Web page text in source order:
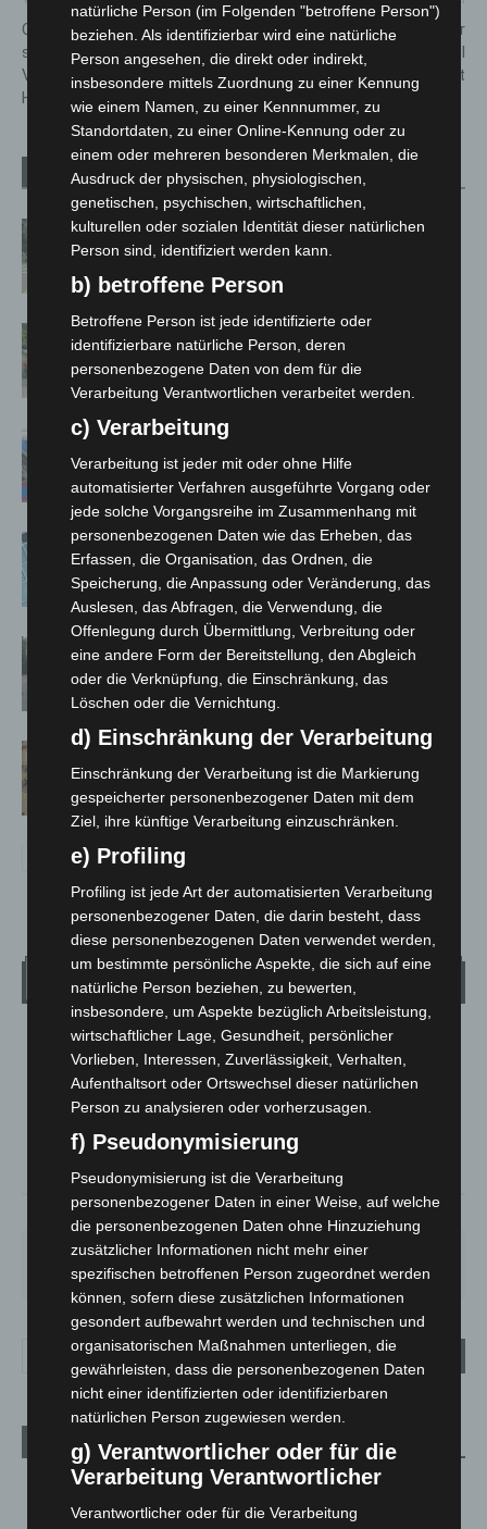
Christopher Street Day 2026
sorgt für
Verkehrsbeeinträchtigungen in
Hannover
Neuer Schulhof an der
Grundschule Engelbostel
offiziell eröffnet
Verwandte Artikel Mehr vom Autor
Brand im „Haus der Begegnung“ in
Neuwarmbüchen schnell eingedämmt
Region Hannover: 21 neue
Notfallsanitäter starten beim Roten
Kreuz
Mann läuft mit Hockeyschläger über
A7 – Polizei sucht Zeugen
Anklage nach Abschaltung von
„Archetyp Market“ erhoben
Hannover: Polizei stoppt 166
Trunkenheitsfahrten bei
Großkontrolle
Hannover Klassik Open Air 2026:
Französische Oper im Maschpark
Wetter
LANGENHAGEN
16.4°C 16.8°
78% 3m/s 26%
FR.
21°
SA.
26°
SO.
32°
MO.
30° 24°
Aktuelle Beiträge
Brand im „Haus der Begegnung“ in Neuwarmbüchen schnell
eingedämmt
natürliche Person (im Folgenden "betroffene Person")
beziehen. Als identifizierbar wird eine natürliche
Person angesehen, die direkt oder indirekt,
insbesondere mittels Zuordnung zu einer Kennung
wie einem Namen, zu einer Kennnummer, zu
Standortdaten, zu einer Online-Kennung oder zu
einem oder mehreren besonderen Merkmalen, die
Ausdruck der physischen, physiologischen,
genetischen, psychischen, wirtschaftlichen,
kulturellen oder sozialen Identität dieser natürlichen
Person sind, identifiziert werden kann.
b) betroffene Person
Betroffene Person ist jede identifizierte oder
identifizierbare natürliche Person, deren
personenbezogene Daten von dem für die
Verarbeitung Verantwortlichen verarbeitet werden.
c) Verarbeitung
Verarbeitung ist jeder mit oder ohne Hilfe
automatisierter Verfahren ausgeführte Vorgang oder
jede solche Vorgangsreihe im Zusammenhang mit
personenbezogenen Daten wie das Erheben, das
Erfassen, die Organisation, das Ordnen, die
Speicherung, die Anpassung oder Veränderung, das
Auslesen, das Abfragen, die Verwendung, die
Offenlegung durch Übermittlung, Verbreitung oder
eine andere Form der Bereitstellung, den Abgleich
oder die Verknüpfung, die Einschränkung, das
Löschen oder die Vernichtung.
d) Einschränkung der Verarbeitung
Einschränkung der Verarbeitung ist die Markierung
gespeicherter personenbezogener Daten mit dem
Ziel, ihre künftige Verarbeitung einzuschränken.
e) Profiling
Profiling ist jede Art der automatisierten Verarbeitung
personenbezogener Daten, die darin besteht, dass
diese personenbezogenen Daten verwendet werden,
um bestimmte persönliche Aspekte, die sich auf eine
natürliche Person beziehen, zu bewerten,
insbesondere, um Aspekte bezüglich Arbeitsleistung,
wirtschaftlicher Lage, Gesundheit, persönlicher
Vorlieben, Interessen, Zuverlässigkeit, Verhalten,
Aufenthaltsort oder Ortswechsel dieser natürlichen
Person zu analysieren oder vorherzusagen.
f) Pseudonymisierung
Pseudonymisierung ist die Verarbeitung
personenbezogener Daten in einer Weise, auf welche
die personenbezogenen Daten ohne Hinzuziehung
zusätzlicher Informationen nicht mehr einer
spezifischen betroffenen Person zugeordnet werden
können, sofern diese zusätzlichen Informationen
gesondert aufbewahrt werden und technischen und
organisatorischen Maßnahmen unterliegen, die
gewährleisten, dass die personenbezogenen Daten
nicht einer identifizierten oder identifizierbaren
natürlichen Person zugewiesen werden.
g) Verantwortlicher oder für die
Verarbeitung Verantwortlicher
Verantwortlicher oder für die Verarbeitung